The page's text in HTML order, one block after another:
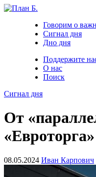
Говорим о
Сигнал дня
Дно дня
Поддержите
О нас
Поиск
Сигнал дня
От
08.05.2024 Иван Карпович